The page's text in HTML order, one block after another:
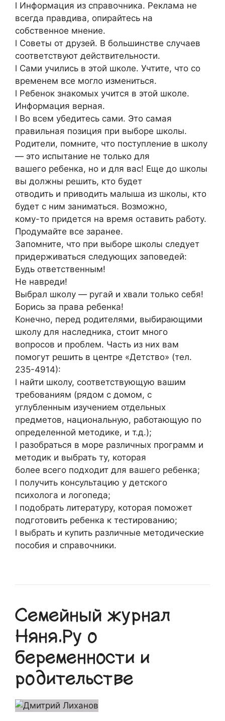
l Информация из справочника. Реклама не
всегда правдива, опирайтесь на
собственное мнение.
l Советы от друзей. В большинстве случаев
соответствуют действительности.
l Сами учились в этой школе. Учтите, что со
временем все могло измениться.
l Ребенок знакомых учится в этой школе.
Информация верная.
l Во всем убедитесь сами. Это самая
правильная позиция при выборе школы.
Родители, помните, что поступление в школу
— это испытание не только для
вашего ребенка, но и для вас! Еще до школы
вы должны решить, кто будет
отводить и приводить малыша из школы, кто
будет с ним заниматься. Возможно,
кому-то придется на время оставить работу.
Продумайте все заранее.
Запомните, что при выборе школы следует
придерживаться следующих заповедей:
Будь ответственным!
Не навреди!
Выбрал школу — ругай и хвали только себя!
Борись за права ребенка!
Конечно, перед родителями, выбирающими
школу для наследника, стоит много
вопросов и проблем. Часть из них вам
помогут решить в центре «Детство» (тел.
235-4914):
l найти школу, соответствующую вашим
требованиям (рядом с домом, с
углубленным изучением отдельных
предметов, национальную, работающую по
определенной методике, и т.д.);
l разобраться в море различных программ и
методик и выбрать ту, которая
более всего подходит для вашего ребенка;
l получить консультацию у детского
психолога и логопеда;
l подобрать литературу, которая поможет
подготовить ребенка к тестированию;
l выбрать и купить различные методические
пособия и справочники.
Семейный журнал
Няня.Ру о
беременности и
родительстве